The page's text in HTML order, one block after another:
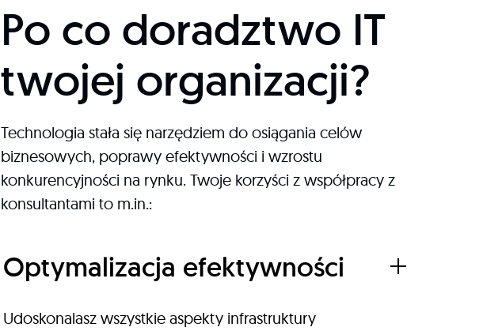
Po co doradztwo IT
twojej organizacji?
Technologia stała się narzędziem do osiągania celów
biznesowych, poprawy efektywności i wzrostu
konkurencyjności na rynku. Twoje korzyści z współpracy z
konsultantami to m.in.:
Optymalizacja efektywności
Udoskonalasz wszystkie aspekty infrastruktury